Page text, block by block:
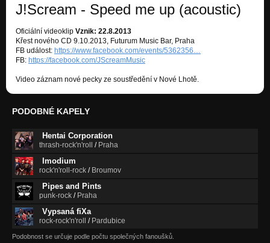
J!Scream - Speed me up (acoustic)
Oficiální videoklip Vznik: 22.8.2013
Křest nového CD 9.10.2013, Futurum Music Bar, Praha
FB událost: https://www.facebook.com/events/5362356…
FB: https://facebook.com/JScreamMusic
Video záznam nové pecky ze soustředění v Nové Lhotě.
PODOBNÉ KAPELY
Hentai Corporation
thrash-rock'n'roll / Praha
Imodium
rock'n'roll-rock / Broumov
Pipes and Pints
punk-rock / Praha
Vypsaná fiXa
rock-rock'n'roll / Pardubice
Podobnost se určuje podle počtu společných fanoušků.